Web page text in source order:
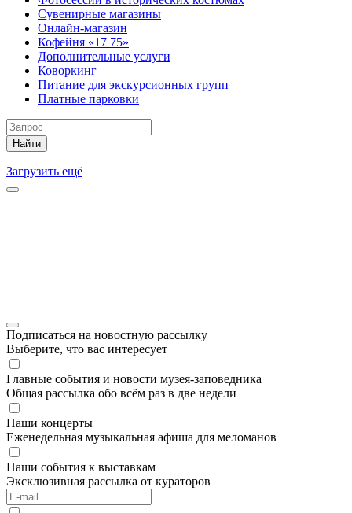
Сувенирные магазины
Онлайн-магазин
Кофейня «17 75»
Дополнительные услуги
Коворкинг
Питание для экскурсионных групп
Платные парковки
Найти
Загрузить ещё
Подписаться на новостную рассылку
Выберите, что вас интересует
Главные события и новости музея-заповедника
Общая рассылка обо всём раз в две недели
Наши концерты
Еженедельная музыкальная афиша для меломанов
Наши события к выставкам
Эксклюзивная рассылка от кураторов